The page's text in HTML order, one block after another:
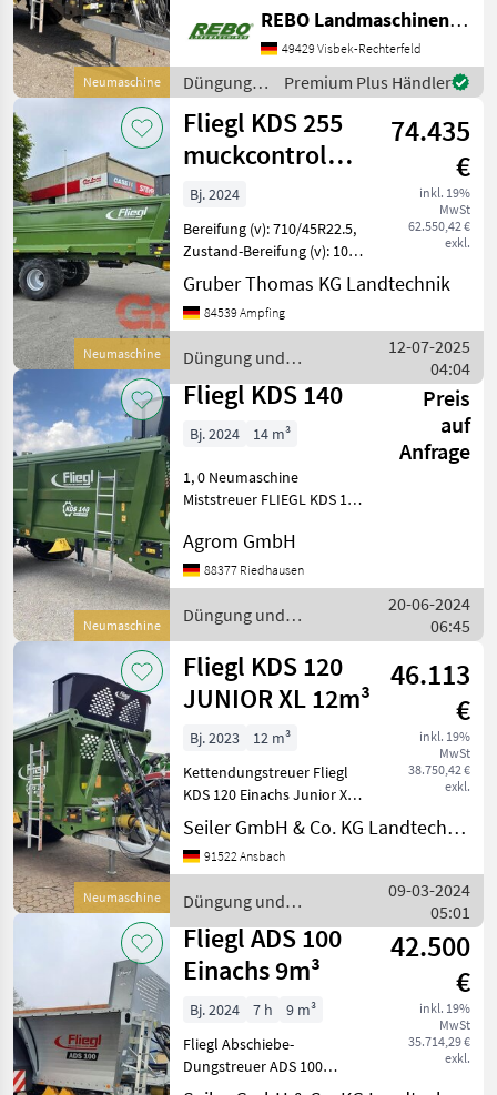
Neumaschine
Gesamtgewicht 13000kg (
10000kg Achslast zzgl.
3000kg Stützlast)
hydraulisch gefederte
Zugeinrich
REBO Landmaschinen GmbH, Zentrale
49429 Visbek-Rechterfeld
Düngung
und
Beregnung
/ Fliegl
Premium Plus Händler
Neumaschine
Fliegl KDS 255
muckcontrol
Tandem
74.435
€
inkl. 19%
MwSt
62.550,42 €
exkl.
Bj. 2024
Bereifung (v): 710/45R22.5,
Zustand-Bereifung (v): 100
%, Geschwindigkeit: 40
km/h, Leergewicht: 8600 kg,
Gesamtgewicht: 19000 kg
Dungstreue
Gruber Thomas KG Landtechnik
84539 Ampfing
Düngung und
Beregnung / Fliegl
12-07-2025
04:04
Neumaschine
Fliegl KDS 140
Preis
auf
Anfrage
Bj. 2024 14 m³
1, 0 Neumaschine
Miststreuer FLIEGL KDS 140
Einachsfahrgestell 539141
zul. Gesamtgewicht 13000
kg (entspricht 10000 kg
Achslast zzgl. 3000 k
Agrom GmbH
88377 Riedhausen
Düngung und
Beregnung / Fliegl
20-06-2024
06:45
Neumaschine
Fliegl KDS 120
JUNIOR XL 12m³
46.113
€
inkl. 19%
MwSt
38.750,42 €
exkl.
Bj. 2023
12 m³
Kettendungstreuer Fliegl
KDS 120 Einachs Junior XL
Ausstellungsmaschine neu
Baujahr 2023 - in Serie -
Einachs-Fahrgestell - zul.
entspricht A
Seiler GmbH & Co. KG Landtechnik
91522 Ansbach
Düngung und
Beregnung / Fliegl
09-03-2024
05:01
Fliegl ADS 100
Einachs 9m³
42.500
€
inkl. 19%
MwSt
35.714,29 €
exkl.
Bj. 2024 7 h
9 m³
Fliegl Abschiebe-
Dungstreuer ADS 100
Einachs Vorführmaschine,